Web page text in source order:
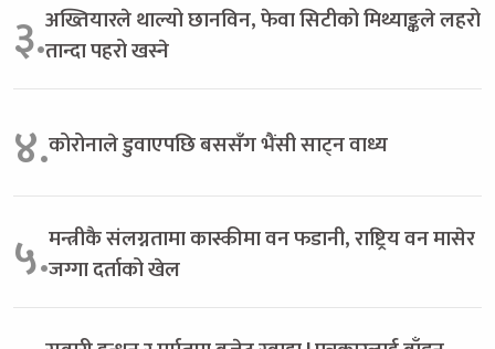
३.अख्तियारले थाल्यो छानविन, फेवा सिटीको मिथ्याङ्कले लहरो
तान्दा पहरो खस्ने
४.कोरोनाले डुवाएपछि बससँग भैंसी साट्न वाध्य
५.मन्त्रीकै संलग्नतामा कास्कीमा वन फडानी, राष्ट्रिय वन मासेर
जग्गा दर्ताको खेल